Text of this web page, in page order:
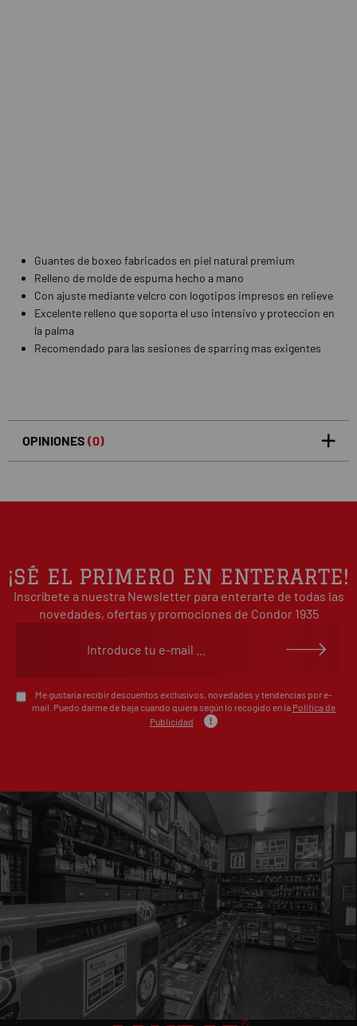
Guantes de boxeo fabricados en piel natural premium
Relleno de molde de espuma hecho a mano
Con ajuste mediante velcro con logotipos impresos en relieve
Excelente relleno que soporta el uso intensivo y proteccion en
la palma
Recomendado para las sesiones de sparring mas exigentes
OPINIONES (0)
5
4
0%
estrellas
0%
1
estrellas 0%
¡SÉ EL PRIMERO EN ENTERARTE!
Inscríbete a nuestra Newsletter para enterarte de todas las
novedades, ofertas y promociones de Condor 1935
Me gustaría recibir descuentos exclusivos, novedades y tendencias por e-
mail. Puedo darme de baja cuando quiera según lo recogido en la Política de
Publicidad